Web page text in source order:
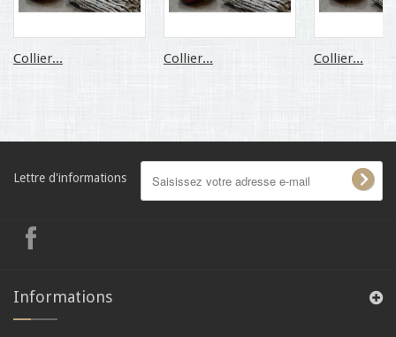
Collier... Collier... Collier...
Lettre d'informations
Informations